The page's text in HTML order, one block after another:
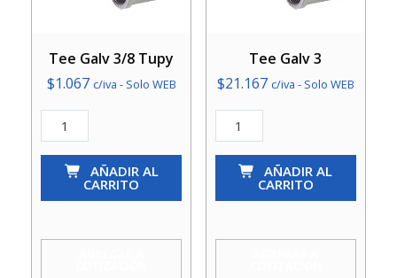
Tee Galv 3/8 Tupy
$1.067 c/iva - Solo WEB
Tee
Galv
AÑADIR AL
CARRITO
Tee Galv 3
$21.167 c/iva - Solo WEB
Tee
Galv
AÑADIR AL
CARRITO